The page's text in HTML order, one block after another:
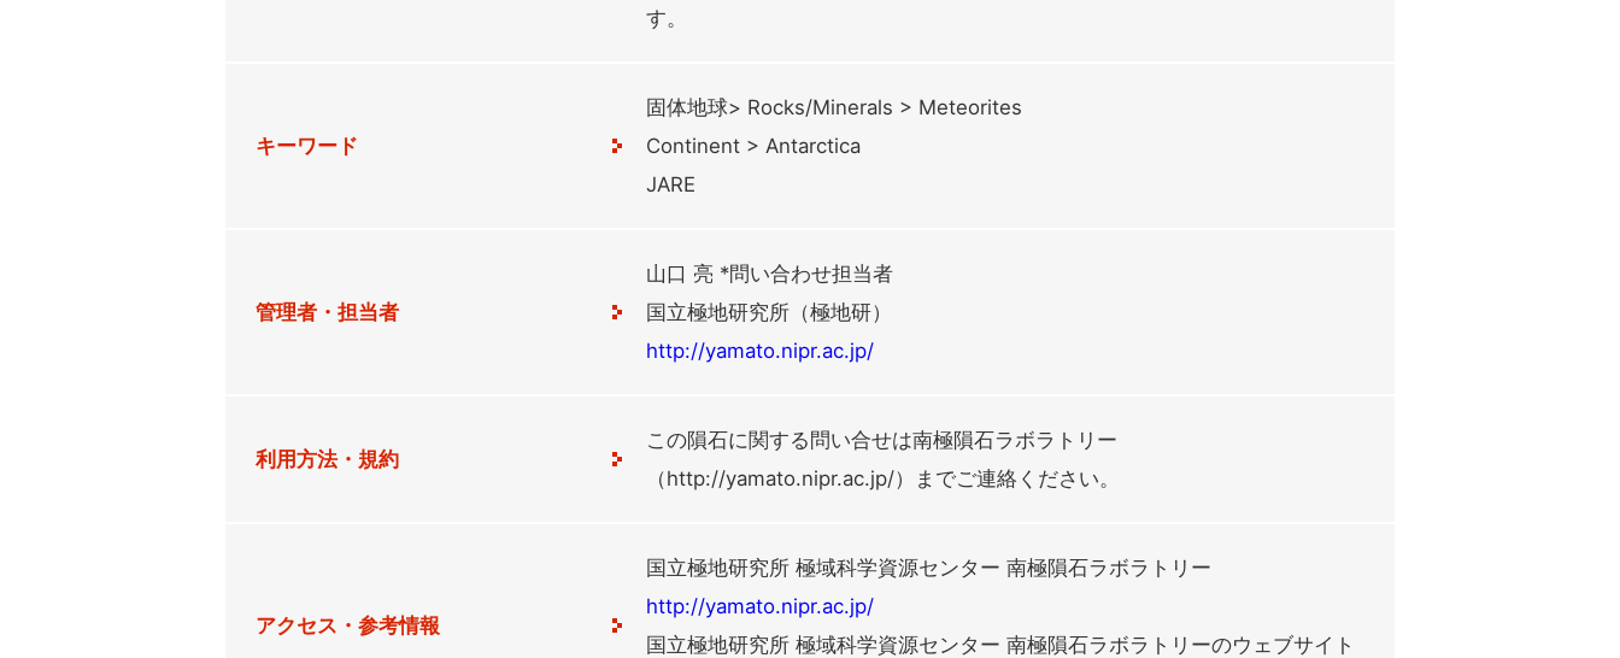
す。
キーワード
固体地球> Rocks/Minerals > Meteorites
Continent > Antarctica
JARE
管理者・担当者
山口 亮 *問い合わせ担当者
国立極地研究所（極地研）
http://yamato.nipr.ac.jp/
利用方法・規約
この隕石に関する問い合せは南極隕石ラボラトリー
（http://yamato.nipr.ac.jp/）までご連絡ください。
アクセス・参考情報
国立極地研究所 極域科学資源センター 南極隕石ラボラトリー
http://yamato.nipr.ac.jp/
国立極地研究所 極域科学資源センター 南極隕石ラボラトリーのウェブサイト